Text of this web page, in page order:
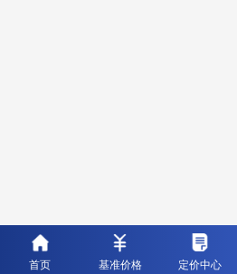
首页 基准价格 定价中心